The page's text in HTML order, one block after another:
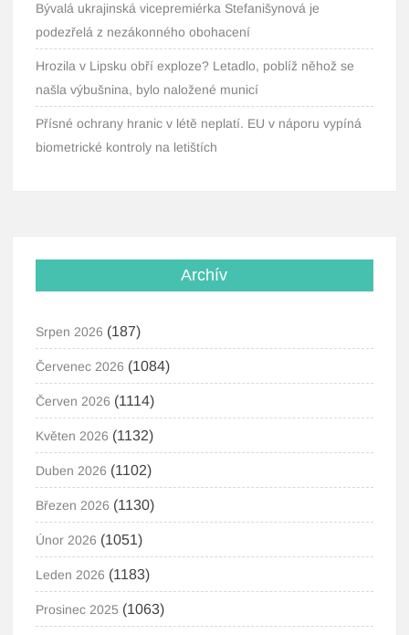
Bývalá ukrajinská vicepremiérka Stefanišynová je
podezřelá z nezákonného obohacení
Hrozila v Lipsku obří exploze? Letadlo, poblíž něhož se
našla výbušnina, bylo naložené municí
Přísné ochrany hranic v létě neplatí. EU v náporu vypíná
biometrické kontroly na letištích
Archív
Srpen 2026 (187)
Červenec 2026 (1084)
Červen 2026 (1114)
Květen 2026 (1132)
Duben 2026 (1102)
Březen 2026 (1130)
Únor 2026 (1051)
Leden 2026 (1183)
Prosinec 2025 (1063)